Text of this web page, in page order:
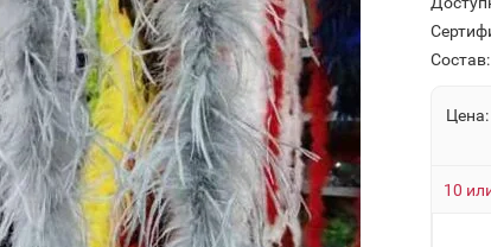
Состав:
Цена:
10